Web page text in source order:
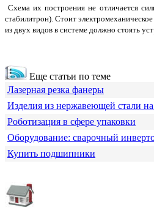
Схема их построения не отличается
стабилитрон). Стоит
из двух видов в системе должно стоять
Еще статьи по теме
Лазерная резка фанеры
Изделия из нержавеющей стали на
Роботизация в сфере упаковки
Оборудование: сварочный
Купить подшипники